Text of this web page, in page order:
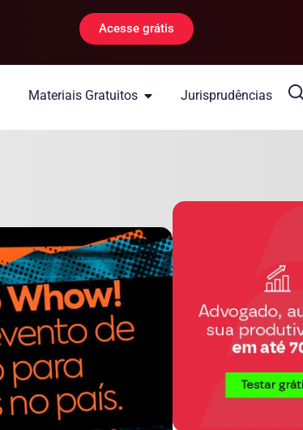
Acesse grátis
Materiais Gratuitos Jurisprudências